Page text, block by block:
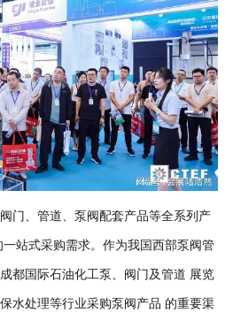
、管道、泵阀配套产品等全系列产
站式采购需求。作为我国西部泵阀管
都国际石油化工泵、阀门及管道 展览
水处理等行业采购泵阀产品 的重要渠